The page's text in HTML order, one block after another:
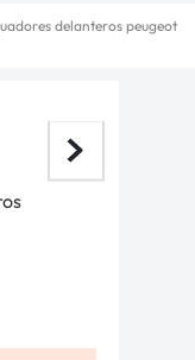
delanteros peugeot